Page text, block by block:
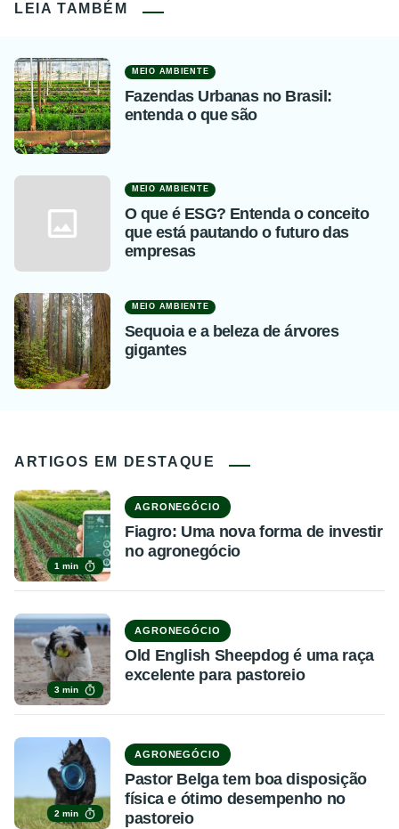
LEIA TAMBÉM
MEIO AMBIENTE
Fazendas Urbanas no Brasil:
entenda o que são
MEIO AMBIENTE
O que é ESG? Entenda o conceito
que está pautando o futuro das
empresas
MEIO AMBIENTE
Sequoia e a beleza de árvores
gigantes
ARTIGOS EM DESTAQUE
1 min
AGRONEGÓCIO
Fiagro: Uma nova forma de investir
no agronegócio
3 min
AGRONEGÓCIO
Old English Sheepdog é uma raça
excelente para pastoreio
2 min
AGRONEGÓCIO
Pastor Belga tem boa disposição
física e ótimo desempenho no
pastoreio